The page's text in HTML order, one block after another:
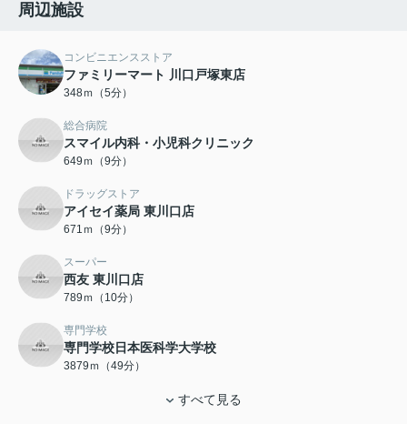
周辺施設
コンビニエンスストア
ファミリーマート 川口戸塚東店
348ｍ（5分）
総合病院
スマイル内科・小児科クリニック
649ｍ（9分）
ドラッグストア
アイセイ薬局 東川口店
671ｍ（9分）
スーパー
西友 東川口店
789ｍ（10分）
専門学校
専門学校日本医科学大学校
3879ｍ（49分）
すべて見る